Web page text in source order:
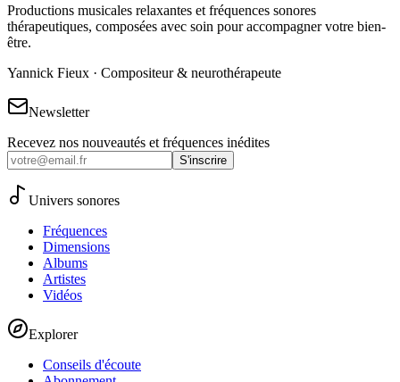
Productions musicales relaxantes et fréquences sonores
thérapeutiques, composées avec soin pour accompagner votre bien-
être.
Yannick Fieux · Compositeur & neurothérapeute
Newsletter
Recevez nos nouveautés et fréquences inédites
S'inscrire
Univers sonores
Fréquences
Dimensions
Albums
Artistes
Vidéos
Explorer
Conseils d'écoute